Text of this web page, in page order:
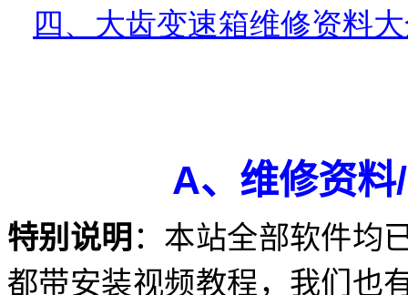
四、大齿变速箱维修资料
A、 维修资料/
特别说明 ：本站全部软件均
都带安装视频教程，我们也